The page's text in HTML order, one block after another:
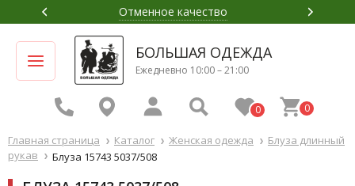
Приемлемая цена
БОЛЬШАЯ ОДЕЖДА
Ежедневно 10:00 – 21:00
0 0
Главная страница Каталог Женская одежда
Блуза длинный
рукав
Блуза 15743 5037/508